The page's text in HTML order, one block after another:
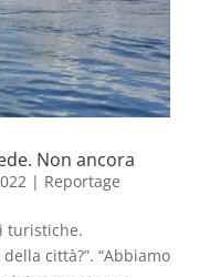
Non ancora
| Reportage
turistiche.
città?”. “Abbiamo